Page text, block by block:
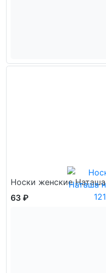
Носки женские
63 ₽